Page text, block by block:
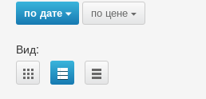
по дате{ по цене {
Вид:
A B C